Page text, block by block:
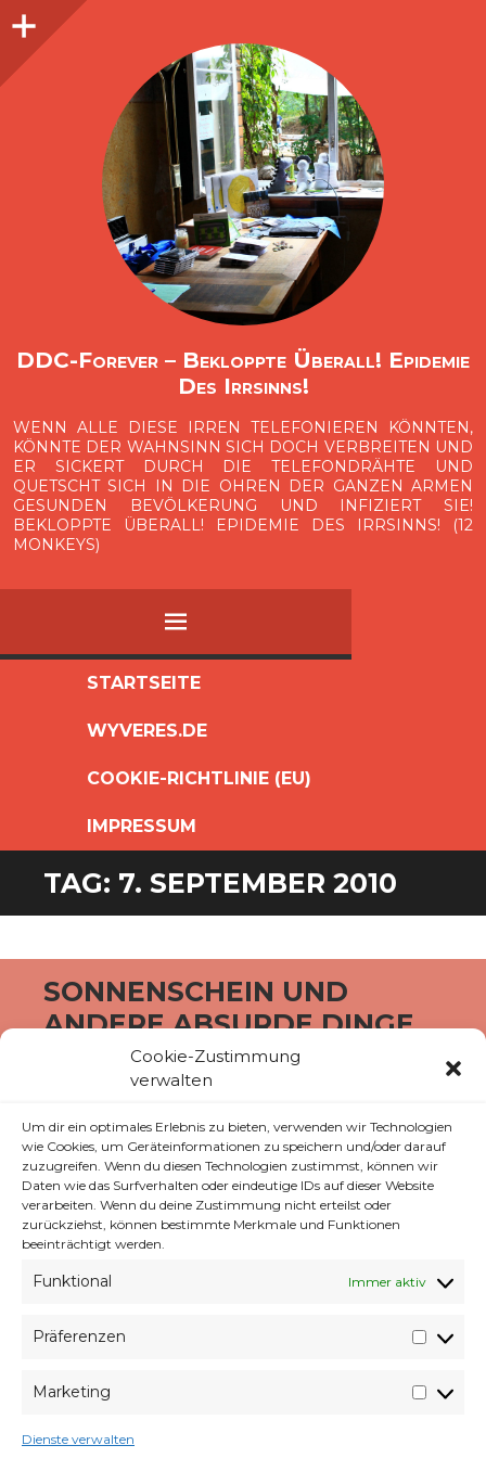
Cookie-Zustimmung
verwalten
Um dir ein optimales Erlebnis zu bieten, verwenden wir Technologien
wie Cookies, um Geräteinformationen zu speichern und/oder darauf
zuzugreifen. Wenn du diesen Technologien zustimmst, können wir
Daten wie das Surfverhalten oder eindeutige IDs auf dieser Website
verarbeiten. Wenn du deine Zustimmung nicht erteilst oder
zurückziehst, können bestimmte Merkmale und Funktionen
beeinträchtigt werden.
Funktional Immer aktiv
Präferenzen
Marketing
Dienste verwalten
O
p
e
n
i
d
e
b
a
DDC-Forever – Bekloppte Überall! Epidemie
Des Irrsinns!
WENN ALLE DIESE IRREN TELEFONIEREN KÖNNTEN,
KÖNNTE DER WAHNSINN SICH DOCH VERBREITEN UND
ER SICKERT DURCH DIE TELEFONDRÄHTE UND
QUETSCHT SICH IN DIE OHREN DER GANZEN ARMEN
GESUNDEN BEVÖLKERUNG UND INFIZIERT SIE!
BEKLOPPTE ÜBERALL! EPIDEMIE DES IRRSINNS! (12
MONKEYS)
MENÜ
SPRINGEN
STARTSEITE
WYVERES.DE
COOKIE-RICHTLINIE (EU)
IMPRESSUM
Seitenleiste
TAG: 7. SEPTEMBER 2010
SONNENSCHEIN UND
ANDERE ABSURDE DINGE
gesamten Freitag auf den Bildschirmarbeiter